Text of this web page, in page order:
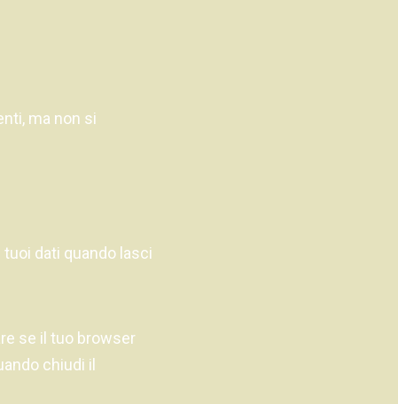
ma non si
dati quando lasci
se il tuo browser
chiudi il